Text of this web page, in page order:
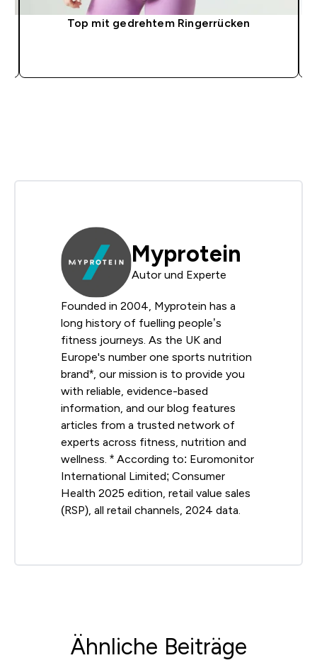
Top mit gedrehtem Ringerrücken
Myprotein
Autor und Experte
Founded in 2004, Myprotein has a
long history of fuelling people’s
fitness journeys. As the UK and
Europe's number one sports nutrition
brand*, our mission is to provide you
with reliable, evidence-based
information, and our blog features
articles from a trusted network of
experts across fitness, nutrition and
wellness. * According to: Euromonitor
International Limited; Consumer
Health 2025 edition, retail value sales
(RSP), all retail channels, 2024 data.
Ähnliche Beiträge